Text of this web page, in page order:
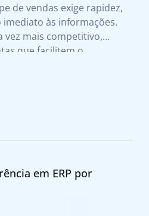
de vendas exige rapidez,
imediato às informações.
vez mais competitivo,
que facilitem o
diferencial para se
em ERP por